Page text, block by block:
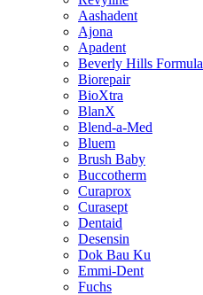
Aashadent
Ajona
Apadent
Beverly Hills Formula
Biorepair
BioXtra
BlanX
Blend-a-Med
Bluem
Brush Baby
Buccotherm
Curaprox
Curasept
Dentaid
Desensin
Dok Bau Ku
Emmi-Dent
Fuchs